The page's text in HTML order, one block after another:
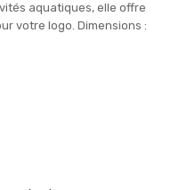
aquatiques, elle offre
votre logo. Dimensions :